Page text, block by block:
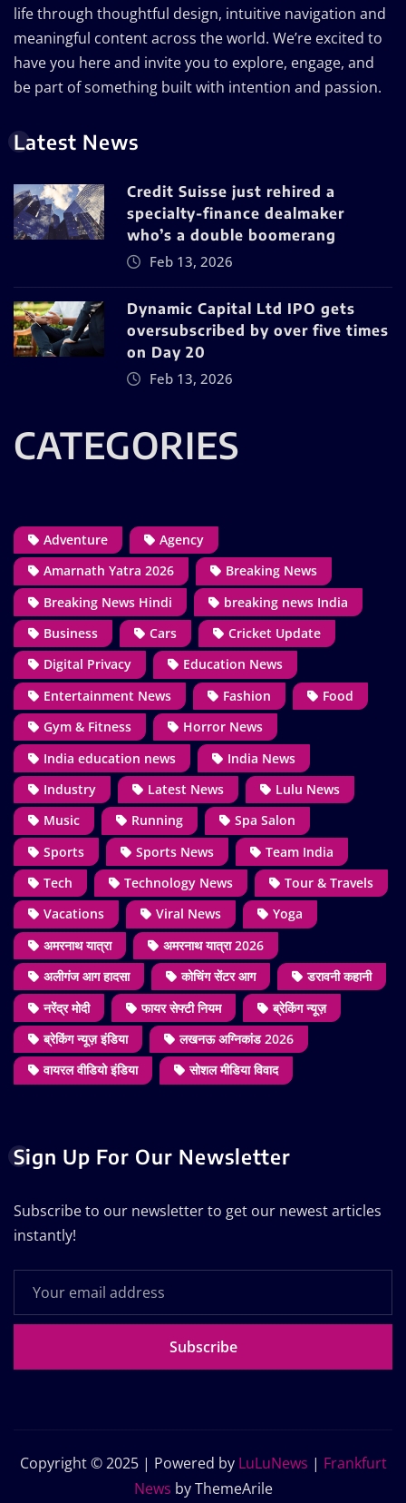
life through thoughtful design, intuitive navigation and
meaningful content across the world. We’re excited to
have you here and invite you to explore, engage, and
be part of something built with intention and passion.
Latest News
Credit Suisse just rehired a
specialty-finance dealmaker
who’s a double boomerang
Feb 13, 2026
Dynamic Capital Ltd IPO gets
oversubscribed by over five times
on Day 20
Feb 13, 2026
CATEGORIES
Adventure
Agency
Amarnath Yatra 2026
Breaking News
Breaking News Hindi
breaking news India
Business
Cars
Cricket Update
Digital Privacy
Education News
Entertainment News
Fashion
Food
Gym & Fitness
Horror News
India education news
India News
Industry
Latest News
Lulu News
Music
Running
Spa Salon
Sports
Sports News
Team India
Tech
Technology News
Tour & Travels
Vacations
Viral News
Yoga
अमरनाथ यात्रा
अमरनाथ यात्रा 2026
अलीगंज आग हादसा
कोचिंग सेंटर आग
डरावनी कहानी
नरेंद्र मोदी
फायर सेफ्टी नियम
ब्रेकिंग न्यूज़
ब्रेकिंग न्यूज़ इंडिया
लखनऊ अग्निकांड 2026
वायरल वीडियो इंडिया
सोशल मीडिया विवाद
Sign Up For Our Newsletter
Subscribe to our newsletter to get our newest articles
instantly!
Subscribe
Copyright © 2025 | Powered by LuLuNews | Frankfurt
News by ThemeArile